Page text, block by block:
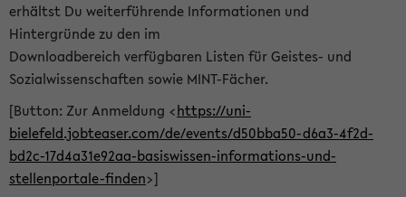
erhältst Du weiterführende Informationen und
Hintergründe zu den im
Downloadbereich verfügbaren Listen für Geistes- und
Sozialwissenschaften sowie MINT-Fächer.
[Button: Zur Anmeldung <https://uni-
bielefeld.jobteaser.com/de/events/d50bba50-d6a3-4f2d-
bd2c-17d4a31e92aa-basiswissen-informations-und-
stellenportale-finden>]